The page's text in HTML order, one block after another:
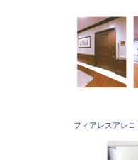
フィアレスアレコ